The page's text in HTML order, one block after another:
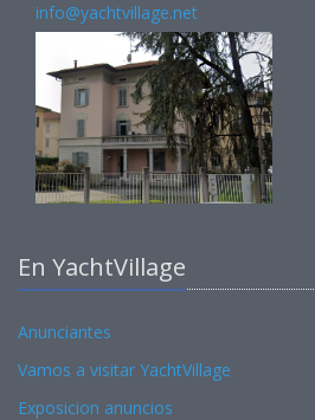
info@yachtvillage.net
En YachtVillage
Anunciantes
Vamos a visitar YachtVillage
Exposicion anuncios